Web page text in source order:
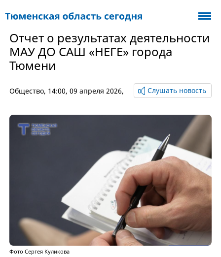
Отчет о результатах деятельности
МАУ ДО САШ «НЕГЕ» города
Тюмени
Общество, 14:00, 09 апреля 2026, Слушать новость
Фото Сергея Куликова